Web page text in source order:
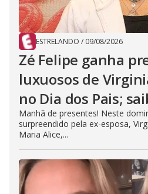
ESTRELANDO / 09/08/2026
Zé Felipe ganha
luxuosos de
no Dia dos Pais;
Manhã de presentes! Neste
surpreendido pela ex-esposa,
Maria Alice,...